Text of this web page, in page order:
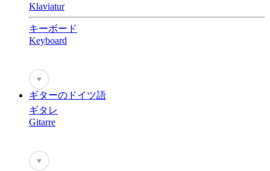
Klaviatur
キーボード
Keyboard
♥
ギターのドイツ語
ギタレ
Gitarre
♥